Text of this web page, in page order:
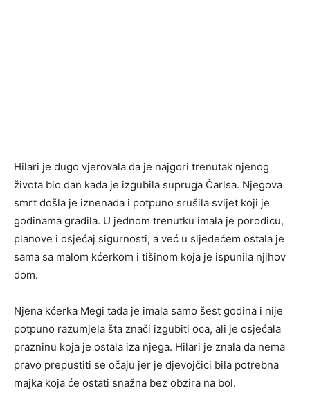
Hilari je dugo vjerovala da je najgori trenutak njenog
života bio dan kada je izgubila supruga Čarlsa. Njegova
smrt došla je iznenada i potpuno srušila svijet koji je
godinama gradila. U jednom trenutku imala je porodicu,
planove i osjećaj sigurnosti, a već u sljedećem ostala je
sama sa malom kćerkom i tišinom koja je ispunila njihov
dom.
Njena kćerka Megi tada je imala samo šest godina i nije
potpuno razumjela šta znači izgubiti oca, ali je osjećala
prazninu koja je ostala iza njega. Hilari je znala da nema
pravo prepustiti se očaju jer je djevojčici bila potrebna
majka koja će ostati snažna bez obzira na bol.